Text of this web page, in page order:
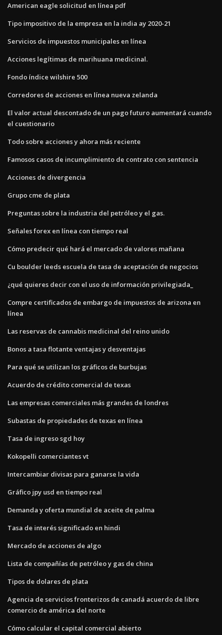
American eagle solicitud en línea pdf
Tipo impositivo de la empresa en la india ay 2020-21
Servicios de impuestos municipales en línea
Acciones legítimas de marihuana medicinal.
Fondo índice wilshire 500
Corredores de acciones en línea nueva zelanda
El valor actual descontado de un pago futuro aumentará cuando
el cuestionario
Todo sobre acciones y ahora más reciente
Famosos casos de incumplimiento de contrato con sentencia
Acciones de divergencia
Grupo cme de plata
Preguntas sobre la industria del petróleo y el gas.
Señales forex en línea con tiempo real
Cómo predecir qué hará el mercado de valores mañana
Cu boulder leeds escuela de tasa de aceptación de negocios
¿qué quieres decir con el uso de información privilegiada_
Compre certificados de embargo de impuestos de arizona en
línea
Las reservas de cannabis medicinal del reino unido
Bonos a tasa flotante ventajas y desventajas
Para qué se utilizan los gráficos de burbujas
Acuerdo de crédito comercial de texas
Las empresas comerciales más grandes de londres
Subastas de propiedades de texas en línea
Tasa de ingreso sgd hoy
Kokopelli comerciantes vt
Intercambiar divisas para ganarse la vida
Gráfico jpy usd en tiempo real
Demanda y oferta mundial de aceite de palma
Tasa de interés significado en hindi
Mercado de acciones de algo
Lista de compañías de petróleo y gas de china
Tipos de dolares de plata
Agencia de servicios fronterizos de canadá acuerdo de libre
comercio de américa del norte
Cómo calcular el capital comercial abierto